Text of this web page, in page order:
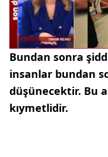
Bundan sonra
insanlar bundan
düşünecektir. Bu
kıymetlidir.